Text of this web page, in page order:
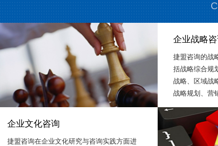
企业战略
捷盟咨询的战
括战略综合规
战略、区域战
战略规划、营
供实操性强的
营咨询服务，
资、民营等各
企业文化咨询
捷盟咨询在企业文化研究与咨询实践方面进